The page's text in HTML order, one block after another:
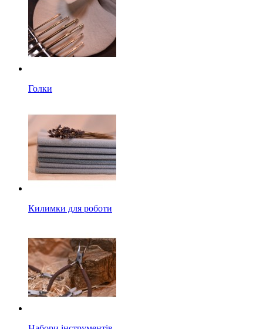
Голки
Килимки для роботи